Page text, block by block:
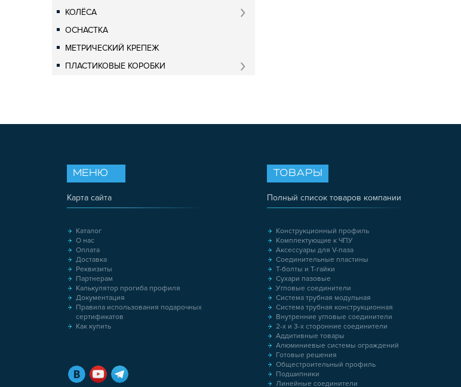
КОЛЁСА
ОСНАСТКА
МЕТРИЧЕСКИЙ КРЕПЕЖ
ПЛАСТИКОВЫЕ КОРОБКИ
ТОВАРЫ
Полный список товаров компании
Конструкционный профиль
Комплектующие к ЧПУ
Аксессуары для V-паза
Соединительные пластины
Т-болты и Т-гайки
Сухари пазовые
Угловые соединители
Система трубная модульная
Система трубная конструкционная
Внутренние угловые соединители
2-х и 3-х сторонние соединители
Аддитивные товары
Алюминиевые системы ограждений
Готовые решения
Общестроительный профиль
Подшипники
Линейные соединители
МЕНЮ
Карта сайта
Каталог
О нас
Оплата
Доставка
Реквизиты
Партнерам
Калькулятор прогиба профиля
Документация
Правила использования подарочных
сертификатов
Как купить